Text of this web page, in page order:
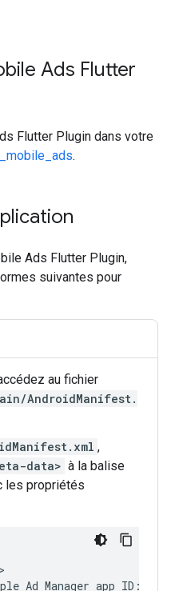
Ads Flutter
Flutter Plugin dans votre
.
Ads Flutter Plugin,
suivantes pour
au fichier
AndroidManifest.
,
data> à la balise
les propriétés
Ad Manager app ID: